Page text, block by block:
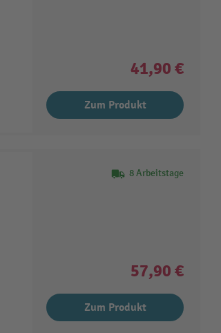
41,90 €
Zum Produkt
8 Arbeitstage
57,90 €
Zum Produkt